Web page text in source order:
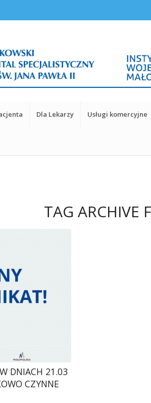
Dla Lekarzy Usługi komercyjne
TAG ARCHIVE
DNIACH 21.03
CZYNNE